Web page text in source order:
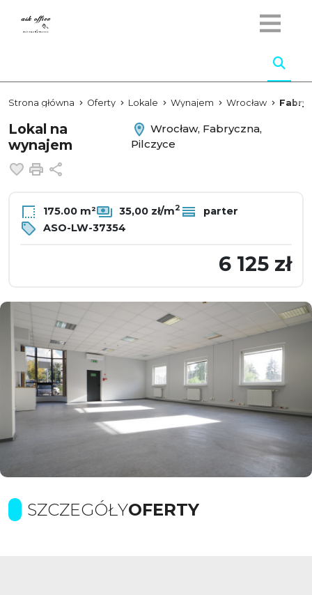
Strona główna Oferty Lokale Wynajem Wrocław
Lokal na
wynajem
Wrocław, Fabryczna,
Pilczyce
Dodaj do ulubionych
Drukuj
175.00 m² 35,00 zł/m2
parter
ASO-LW-37354
6 125 zł
SZCZEGÓŁYOFERTY